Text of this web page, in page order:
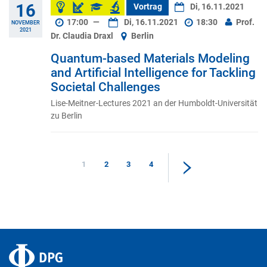
16
NOVEMBER
2021
Vortrag
Di, 16.11.2021
17:00 — Di, 16.11.2021 18:30
Prof.
Dr. Claudia Draxl
Berlin
Quantum-based Materials Modeling
and Artificial Intelligence for Tackling
Societal Challenges
Lise-Meitner-Lectures 2021 an der Humboldt-Universität
zu Berlin
1 2 3 4